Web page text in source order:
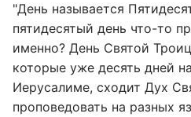
"День называется
пятидесятый день что-то
именно? День Святой
которые уже десять дней
Иерусалиме, сходит Дух
проповедовать на разных